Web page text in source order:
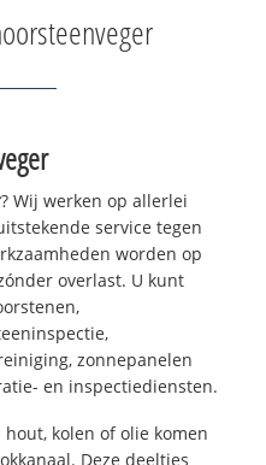
? Wij werken op allerlei
service tegen
worden op
overlast. U kunt
zonnepanelen
en inspectiediensten.
kolen of olie komen
Deze deeltjes